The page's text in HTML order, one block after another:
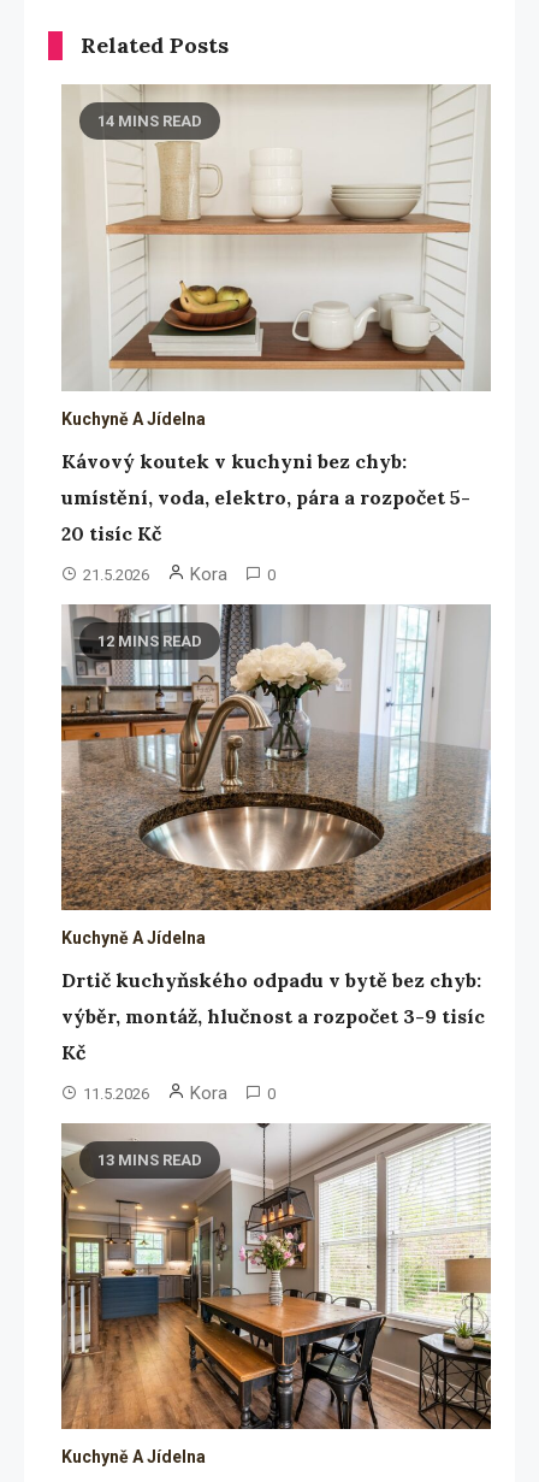
Related Posts
14 MINS READ
Kuchyně A Jídelna
Kávový koutek v kuchyni bez chyb:
umístění, voda, elektro, pára a rozpočet 5-
20 tisíc Kč
21.5.2026 Kora 0
12 MINS READ
Kuchyně A Jídelna
Drtič kuchyňského odpadu v bytě bez chyb:
výběr, montáž, hlučnost a rozpočet 3-9 tisíc
Kč
11.5.2026 Kora 0
13 MINS READ
Kuchyně A Jídelna